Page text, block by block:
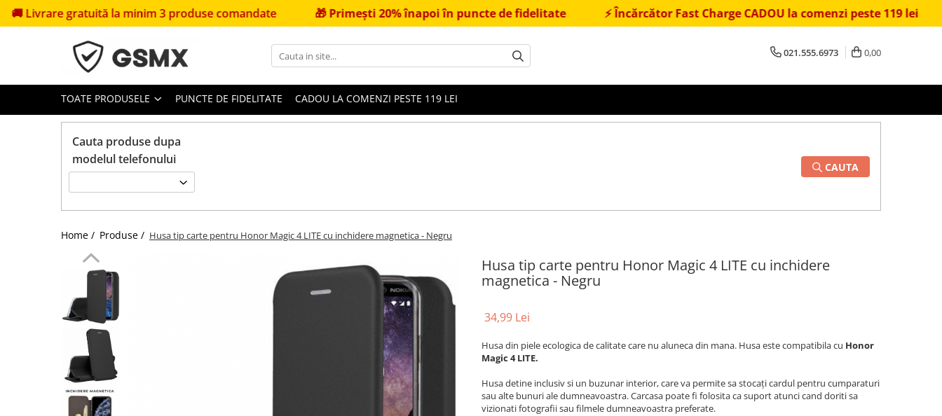
la minim 3 produse comandate 🎁Primești 20% înapoi în puncte de fidelitate ⚡Încărcător Fast Charge CADOU la comenzi peste 119 lei ⏱️
Toate Produsele
Folii de protectie
Folii Samsung
Folii Iphone
Folii Realme
Huse Telefoane
Huse Samsung
Huse Iphone
021.555.6973 0,00
TOATE PRODUSELE PUNCTE DE FIDELITATE CADOU LA COMENZI PESTE 119 LEI
Cauta produse dupa
modelul telefonului
CAUTA
Home / Produse / Husa tip carte pentru Honor Magic 4 LITE cu inchidere magnetica - Negru
Husa tip carte pentru Honor Magic 4 LITE cu inchidere
magnetica - Negru
34,99 Lei
Husa din piele ecologica de calitate care nu aluneca din mana. Husa este compatibila cu Honor
Magic 4 LITE.
Husa detine inclusiv si un buzunar interior, care va permite sa stocați cardul pentru cumparaturi
sau alte bunuri ale dumneavoastra. Carcasa poate fi folosita ca suport atunci cand doriti sa
vizionati fotografii sau filmele dumneavoastra preferate.